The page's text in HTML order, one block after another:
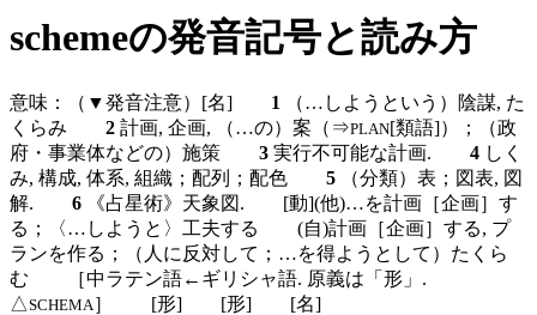
schemeの発音記号と読み方
意味： （▼発音注意） [名] 1
（…しようという）陰謀, た
くらみ 2 計画, 企画, （…の）案（⇒PLAN[類語]）；（政
府・事業体などの）施策 3 実行不可能な計画. 4 しく
み, 構成, 体系, 組織；配列；配色 5 （分類）表；図表, 図
解. 6 《占星術》天象図. [動](他)…を計画［企画］す
る；〈…しようと〉工夫する (自)計画［企画］する, プ
ランを作る；（人に反対して；…を得ようとして）たくら
む ［中ラテン語←ギリシャ語. 原義は「形」.
△SCHEMA ］ [形] [形]
[名]